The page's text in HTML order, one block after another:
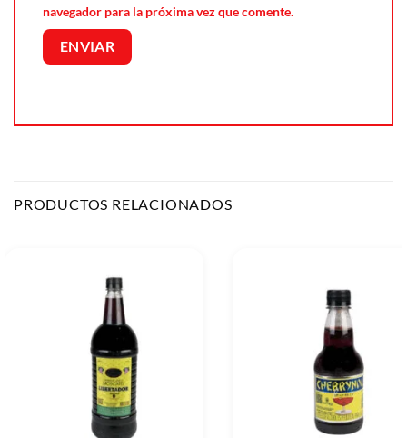
navegador para la próxima vez que comente.
PRODUCTOS RELACIONADOS